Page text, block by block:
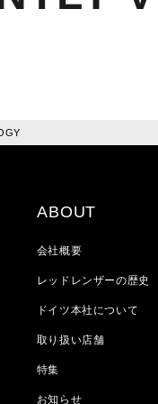
ABOUT
会社概要
レッドレンザーの歴史
ドイツ本社について
取り扱い店舗
特集
お知らせ